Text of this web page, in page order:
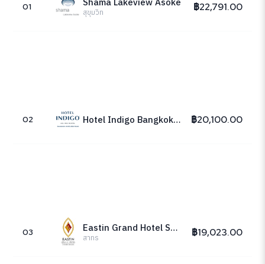
01
สุขุมวิท ฿22,791.00
02 Hotel Indigo Bangkok Wireless Road, an IHG Hotel ฿20,100.00
03 Eastin Grand Hotel Sathorn Bangkok
สาทร ฿19,023.00